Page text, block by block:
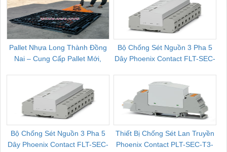
Pallet Nhựa Long Thành Đồng
Nai – Cung Cấp Pallet Mới,
Bộ Chống Sét Nguồn 3 Pha 5
Dây Phoenix Contact FLT-SEC-
Bộ Chống Sét Nguồn 3 Pha 5
Dây Phoenix Contact FLT-SEC-
Thiết Bị Chống Sét Lan Truyền
Phoenix Contact PLT-SEC-T3-